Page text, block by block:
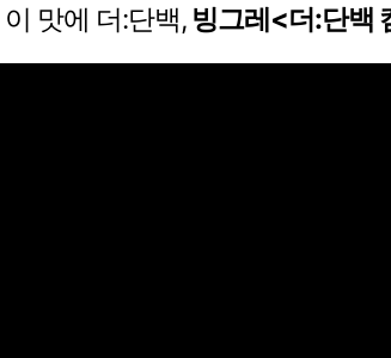
맛에 더:단백, 빙그레<더:단백